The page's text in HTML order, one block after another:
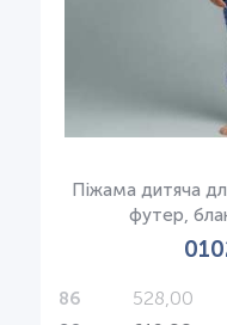
Піжама дитяча
футер,
86 528,00